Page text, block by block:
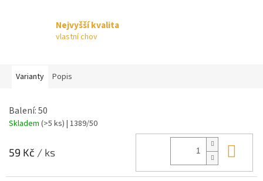
Nejvyšší kvalita
vlastní chov
Varianty Popis
Balení: 50
Skladem (>5 ks) | 1389/50
59 Kč / ks